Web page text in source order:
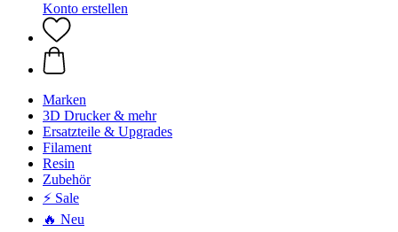
Konto erstellen
Marken
3D Drucker & mehr
Ersatzteile & Upgrades
Filament
Resin
Zubehör
⚡ Sale
🔥 Neu